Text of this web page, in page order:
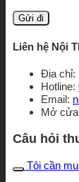
Liên hệ Nội
Địa chỉ:
Hotline:
Email:
Mở
Câu hỏi
Tôi cần